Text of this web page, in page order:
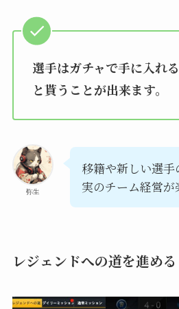
選手はガチャで手に入れ
と貰うことが出来ます。
弥生
移籍や新しい選
実のチーム経営が
レジェンドへの道を進める